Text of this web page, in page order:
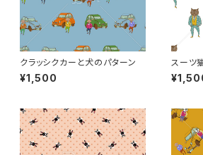
クラッシクカーと犬のパターン
¥1,500
スーツ